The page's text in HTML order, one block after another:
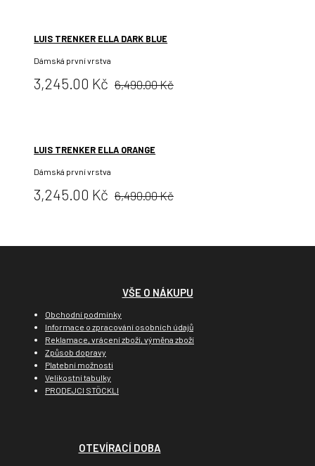
LUIS TRENKER ELLA DARK BLUE
Dámská první vrstva
Cena:
3,245.00 Kč Původní
6,490.00 Kč
LUIS TRENKER ELLA ORANGE
Dámská první vrstva
Cena:
3,245.00 Kč Původní
6,490.00 Kč
VŠE O NÁKUPU
Obchodní podmínky
Informace o zpracování osobních údajů
Reklamace, vrácení zboží, výměna zboží
Způsob dopravy
Platební možnosti
Velikostní tabulky
PRODEJCI STÖCKLI
OTEVÍRACÍ DOBA